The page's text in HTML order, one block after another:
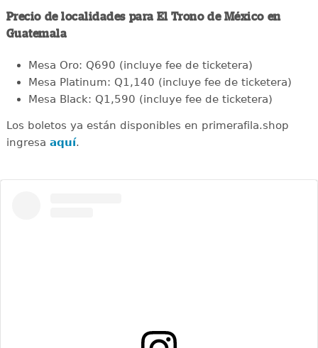
Precio de localidades para El Trono de México en
Guatemala
Mesa Oro: Q690 (incluye fee de ticketera)
Mesa Platinum: Q1,140 (incluye fee de ticketera)
Mesa Black: Q1,590 (incluye fee de ticketera)
Los boletos ya están disponibles en primerafila.shop
ingresa aquí.